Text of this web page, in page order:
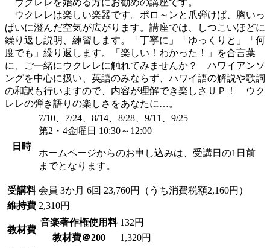
ウクレレは楽しい楽器です。ポロ～ンと爪弾けば、胸いっ
ぱいに澄んだ空気が広がります。講座では、しつこいほどに
繰り返し説明、練習します。「丁寧に」「ゆっくりと」「何
度でも」繰り返します。「楽しい！わかった！」を合言葉
に、ご一緒にウクレレに触れてみませんか？ ハワイアンソ
ングを中心に扱い、英語のみならず、ハワイ語の解説や歌詞
の和訳も行いますので、内容が理解でき楽しさＵＰ！ ウク
レレの弾き語りの楽しさをあなたに…。
日時
7/10、7/24、8/14、8/28、9/11、9/25
第2・4金曜日 10:30～12:00
ホームページからのお申し込みは、受講日の1日前
までとなります。
受講料 会員 3か月 6回 23,760円（うち消費税額2,160円）
維持費 2,310円
教材費
音楽著作権使用料 132円
教材費＠200
1,320円